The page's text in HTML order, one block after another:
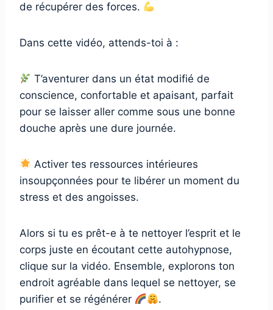
de récupérer des forces.
Dans cette vidéo, attends-toi à :
T’aventurer dans un état modifié de
conscience, confortable et apaisant, parfait
pour se laisser aller comme sous une bonne
douche après une dure journée.
Activer tes ressources intérieures
insoupçonnées pour te libérer un moment du
stress et des angoisses.
Alors si tu es prêt-e à te nettoyer l’esprit et le
corps juste en écoutant cette autohypnose,
clique sur la vidéo. Ensemble, explorons ton
endroit agréable dans lequel se nettoyer, se
purifier et se régénérer
.